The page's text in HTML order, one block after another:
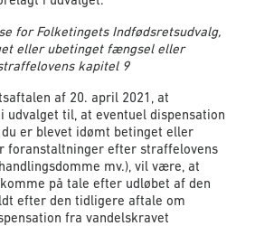
for Folketingets Indfødsretsudvalg,
eller ubetinget fængsel eller
kapitel 9
af 20. april 2021, at
udvalget til, at eventuel dispensation
er blevet idømt betinget eller
foranstaltninger efter straffelovens
mv.), vil være, at
på tale efter udløbet af den
efter den tidligere aftale om
fra vandelskravet